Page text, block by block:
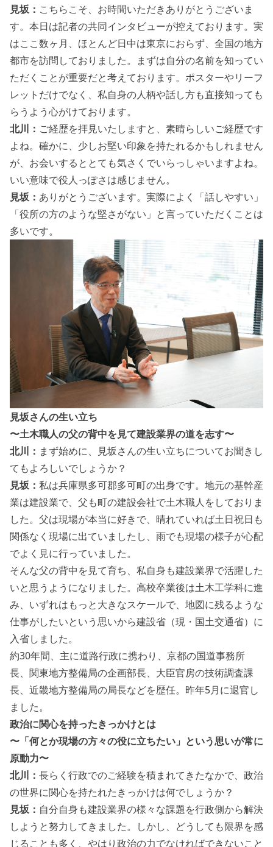
見坂： こちらこそ、お時間いただきありがとうございま
す。本日は記者の共同インタビューが控えております。実
はここ数ヶ月、ほとんど日中は東京におらず、全国の地方
都市を訪問しておりました。まずは自分の名前を知ってい
ただくことが重要だと考えております。ポスターやリーフ
レットだけでなく、私自身の人柄や話し方も直接知っても
らうよう心がけております。
北川： ご経歴を拝見いたしますと、素晴らしいご経歴です
よね。確かに、少しお堅い印象を持たれるかもしれません
が、お会いするととても気さくでいらっしゃいますよね。
いい意味で役人っぽさは感じません。
見坂： ありがとうございます。実際によく「話しやすい」
「役所の方のような堅さがない」と言っていただくことは
多いです。
見坂さんの生い立ち
〜土木職人の父の背中を見て建設業界の道を志す〜
北川： まず始めに、見坂さんの生い立ちについてお聞きし
てもよろしいでしょうか？
見坂： 私は兵庫県多可郡多可町の出身です。地元の基幹産
業は建設業で、父も町の建設会社で土木職人をしておりま
した。父は現場が本当に好きで、晴れていれば土日祝日も
関係なく現場に出ていましたし、雨でも現場の様子が心配
でよく見に行っていました。
そんな父の背中を見て育ち、私自身も建設業界で活躍した
いと思うようになりました。高校卒業後は土木工学科に進
み、いずれはもっと大きなスケールで、地図に残るような
仕事がしたいという思いから建設省（現・国土交通省）に
入省しました。
約30年間、主に道路行政に携わり、京都の国道事務所
長、関東地方整備局の企画部長、大臣官房の技術調査課
長、近畿地方整備局の局長などを歴任。昨年5月に退官し
ました。
政治に関心を持ったきっかけとは
〜「何とか現場の方々の役に立ちたい」という思いが常に
原動力〜
北川： 長らく行政でのご経験を積まれてきたなかで、政治
の世界に関心を持たれたきっかけは何でしょうか？
見坂： 自分自身も建設業界の様々な課題を行政側から解決
しようと努力してきました。しかし、どうしても限界を感
じることも多く、やはり政治の力でなければできないこと